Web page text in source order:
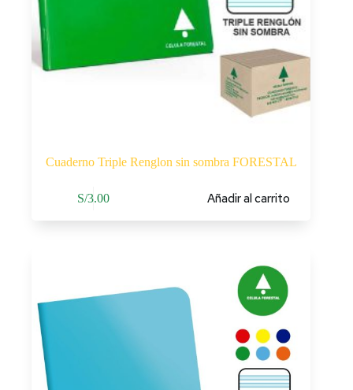
Cuaderno Triple Renglon sin sombra FORESTAL
S/3.00 Añadir al carrito